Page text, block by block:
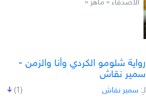
الاصدقاء » ماهر »
رواية شلومو الكردي وأنا والزمن -
سمير نقاش
(1) لـِ: سمير نقاش